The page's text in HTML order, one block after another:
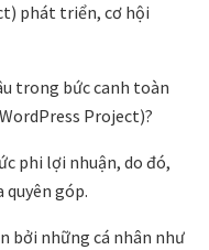
phát triển, cơ hội
trong bức canh toàn
Project)?
phi lợi nhuận, do đó,
góp.
bởi những cá nhân như